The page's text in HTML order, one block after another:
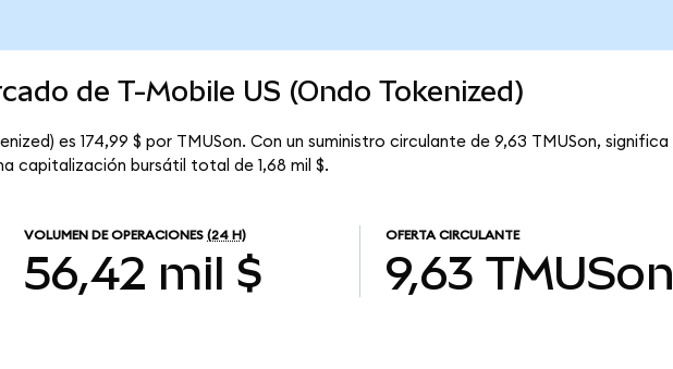
de T-Mobile US (Ondo Tokenized)
es 174,99 $ por TMUSon. Con un suministro circulante de 9,63 TMUSon, significa
capitalización bursátil total de 1,68 mil $.
VOLUMEN DE OPERACIONES (24 H)
56,42 mil $
OFERTA CIRCULANTE
9,63 TMUSon